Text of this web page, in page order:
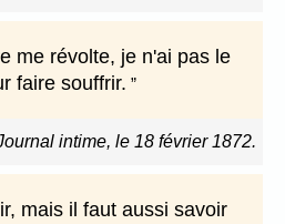
me révolte, je n'ai pas le
faire souffrir.
intime, le 18 février 1872.
mais il faut aussi savoir